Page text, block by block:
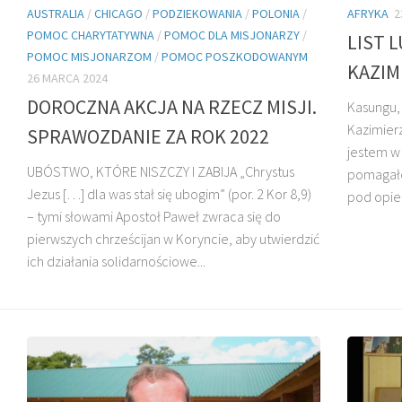
AUSTRALIA /CHICAGO /PODZIEKOWANIA /POLONIA /
POMOC CHARYTATYWNA /POMOC DLA MISJONARZY /
POMOC MISJONARZOM /POMOC POSZKODOWANYM
26 MARCA 2024
DOROCZNA AKCJA NA RZECZ MISJI.
SPRAWOZDANIE ZA ROK 2022
UBÓSTWO, KTÓRE NISZCZY I ZABIJA „Chrystus
Jezus […] dla was stał się ubogim” (por. 2 Kor 8,9)
– tymi słowami Apostoł Paweł zwraca się do
pierwszych chrześcijan w Koryncie, aby utwierdzić
ich działania solidarnościowe...
AFRYKA
LIST
jestem
pod
DZIADOSZ SJ